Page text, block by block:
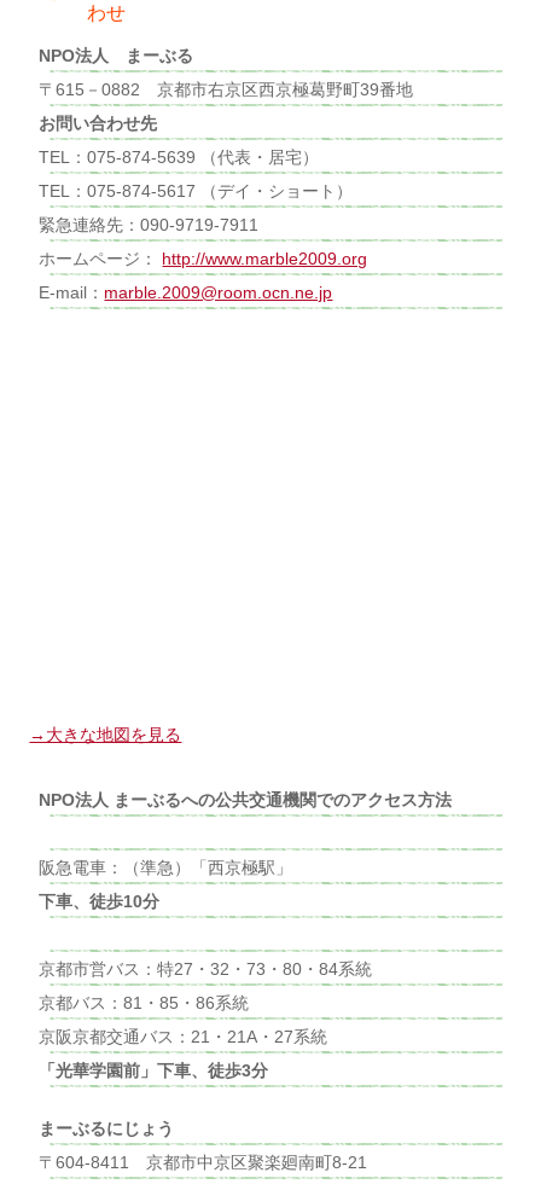
わせ
NPO法人 まーぶる
〒615－0882 京都市右京区西京極葛野町39番地
お問い合わせ先
TEL：075-874-5639 （代表・居宅）
TEL：075-874-5617 （デイ・ショート）
緊急連絡先：090-9719-7911
ホームページ： http://www.marble2009.org
E-mail： marble.2009@room.ocn.ne.jp
→大きな地図を見る
NPO法人 まーぶるへの公共交通機関でのアクセス方法
阪急電車：（準急）「西京極駅」
下車、徒歩10分
京都市営バス：特27・32・73・80・84系統
京都バス：81・85・86系統
京阪京都交通バス：21・21A・27系統
「光華学園前」下車、徒歩3分
まーぶるにじょう
〒604-8411 京都市中京区聚楽廻南町8-21